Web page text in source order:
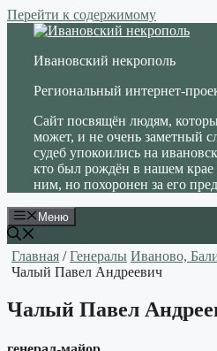
Перейти к содержимому
Ивановский некрополь
Региональный интернет-
Сайт посвящён людям,
может, и не очень заметный
судеб упокоились на
кто был рождён в нашем крае
ним, но похоронен за его
Меню
Главная /Генералы Иваново,
Чалый Павел Андреевич
Чалый Павел